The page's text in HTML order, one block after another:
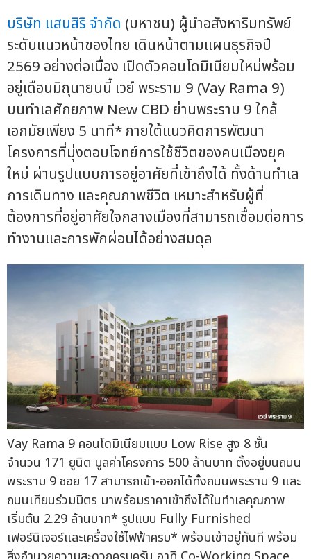
บริษัท แสนสิริ จำกัด (มหาชน) ผู้นำอสังหาริมทรัพย์
ระดับแนวหน้าของไทย เดินหน้าตามแผนธุรกิจปี
2569 อย่างต่อเนื่อง เปิดตัวคอนโดมิเนียมใหม่พร้อม
อยู่เดือนมิถุนายนนี้ เวย์ พระราม 9 (Vay Rama 9)
บนทำเลศักยภาพ New CBD ย่านพระราม 9 ใกล้
เอกมัยเพียง 5 นาที* ภายใต้แนวคิดการพัฒนา
โครงการที่มุ่งตอบโจทย์การใช้ชีวิตของคนเมืองยุค
ใหม่ ผ่านรูปแบบการอยู่อาศัยที่เข้าถึงได้ ทั้งด้านทำเล
การเดินทาง และคุณภาพชีวิต เหมาะสำหรับผู้ที่
ต้องการที่อยู่อาศัยใจกลางเมืองที่สามารถเชื่อมต่อการ
ทำงานและการพักผ่อนได้อย่างสมดุล
Vay Rama 9 คอนโดมิเนียมแบบ Low Rise สูง 8 ชั้น
จำนวน 171 ยูนิต มูลค่าโครงการ 500 ล้านบาท ตั้งอยู่บนถนน
พระราม 9 ซอย 17 สามารถเข้า-ออกได้ทั้งถนนพระราม 9 และ
ถนนเทียนร่วมมิตร มาพร้อมราคาเข้าถึงได้ในทำเลคุณภาพ
เริ่มต้น 2.29 ล้านบาท* รูปแบบ Fully Furnished
เฟอร์นิเจอร์และเครื่องใช้ไฟฟ้าครบ* พร้อมเข้าอยู่ทันที พร้อม